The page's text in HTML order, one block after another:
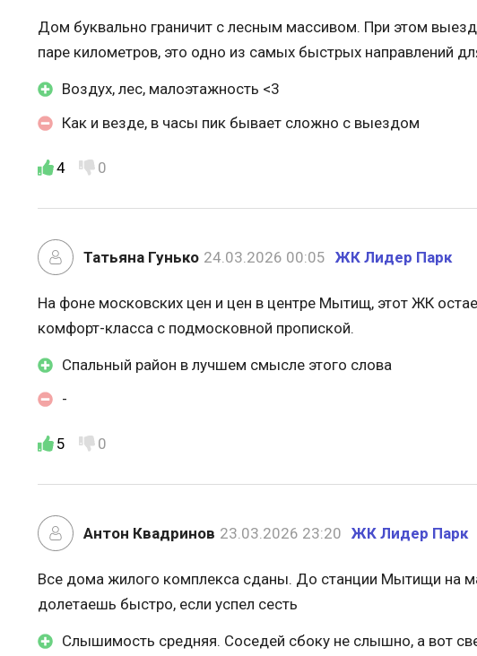
Дом буквально граничит с лесным массивом. При этом
паре километров, это одно из самых быстрых направлений
Воздух, лес, малоэтажность <3
Как и везде, в часы пик бывает сложно с выездом
4 0
Татьяна Гунько 24.03.2026 00:05 ЖК Лидер Парк
На фоне московских цен и цен в центре Мытищ, этот ЖК
комфорт-класса с подмосковной пропиской.
Спальный район в лучшем смысле этого слова
-
5 0
Антон Квадринов 23.03.2026 23:20 ЖК Лидер Парк
Все дома жилого комплекса сданы. До станции Мытищи на
долетаешь быстро, если успел сесть
Слышимость средняя. Соседей сбоку не слышно, а вот